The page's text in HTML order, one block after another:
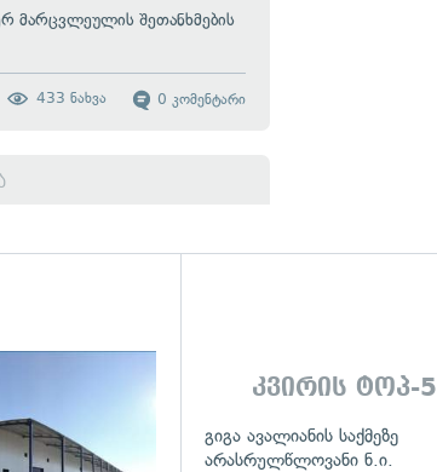
მარცვლეულის შეთანხმების
0 კომენტარი
433 ნახვა
გადახედვაკვირის ტოპ-5
გიგა ავალიანის საქმეზე
არასრულწლოვანი ნ.ი.